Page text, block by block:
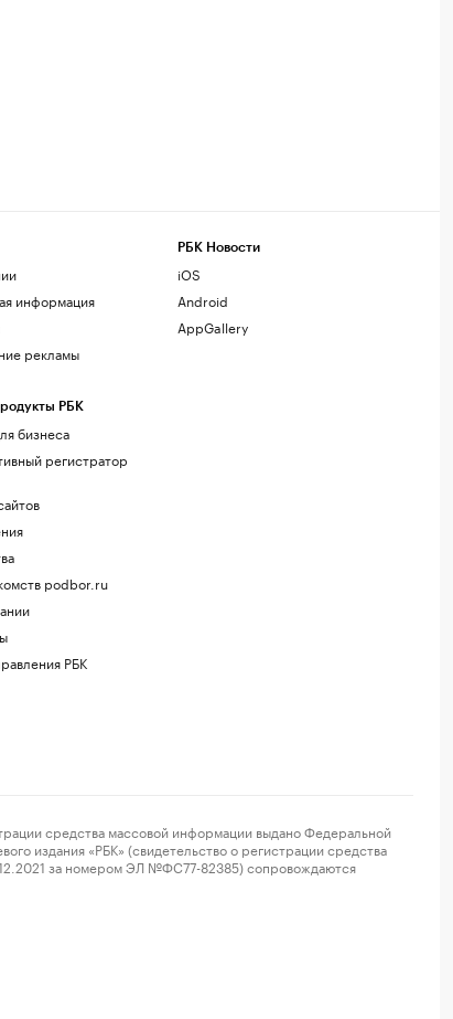
информация
рекламы
РБК
бизнеса
регистратор
podbor.ru
РБК
РБК Новости
iOS
Android
AppGallery
средства массовой информации выдано Федеральной
издания «РБК» (свидетельство о регистрации средства
за номером ЭЛ №ФС77-82385) сопровождаются